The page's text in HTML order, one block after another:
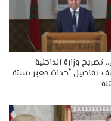
تصريح وزارة الداخلية
تفاصيل أحداث معبر سبتة